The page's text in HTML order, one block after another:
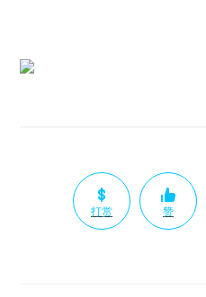
二〇
打赏 赞